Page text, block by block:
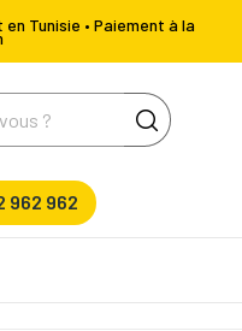
Tunisie • Paiement à la
962 962